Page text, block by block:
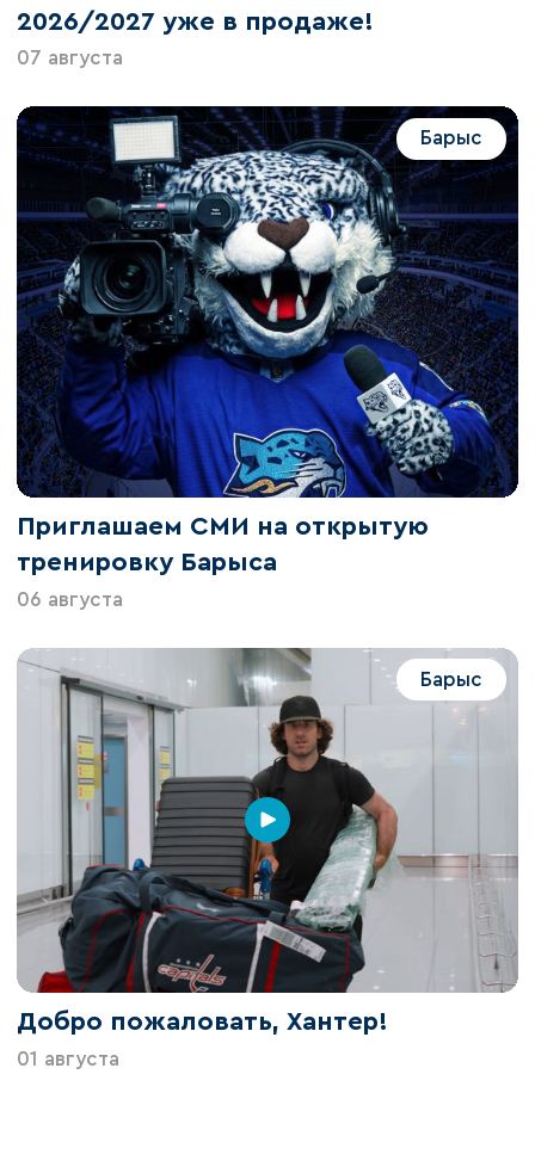
2026/2027 уже в продаже!
07 августа
Барыс
Приглашаем СМИ на открытую
тренировку Барыса
06 августа
Барыс
Добро пожаловать, Хантер!
01 августа